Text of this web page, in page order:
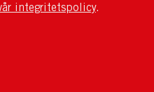
integritetspolicy.